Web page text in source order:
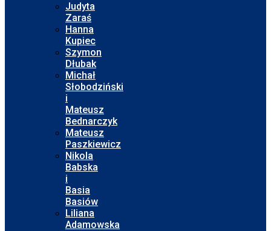
Judyta
Zaraś
Hanna
Kupiec
Szymon
Dłubak
Michał
Słobodziński
i
Mateusz
Bednarczyk
Mateusz
Paszkiewicz
Nikola
Babska
i
Basia
Basiów
Liliana
Adamowska